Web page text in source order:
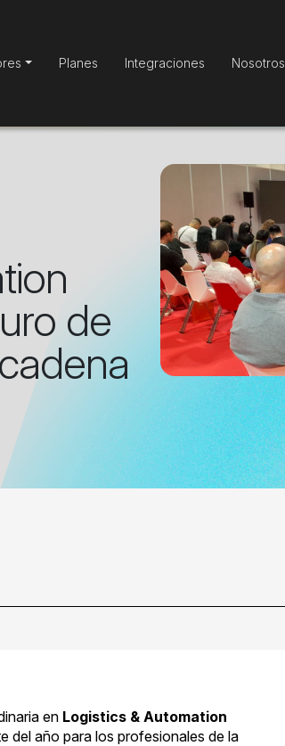
Planes Integraciones Nosotros
de
en Logistics & Automation
del año para los profesionales de la